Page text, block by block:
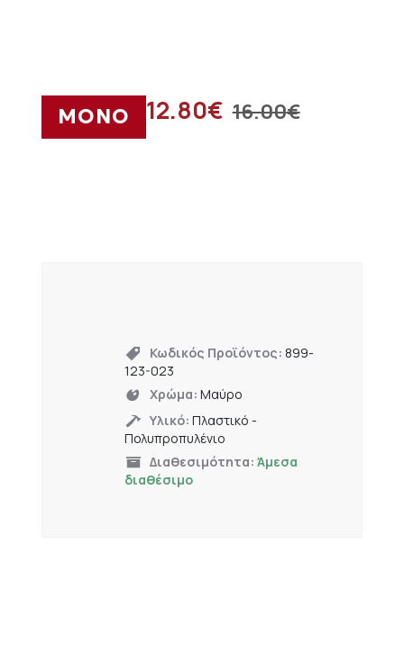
ΜΟΝΟ 16.00€
12.80€
Κωδικός Προϊόντος: 899-
123-023
Χρώμα: Μαύρο
Υλικό: Πλαστικό -
Πολυπροπυλένιο
Διαθεσιμότητα: Άμεσα
διαθέσιμο